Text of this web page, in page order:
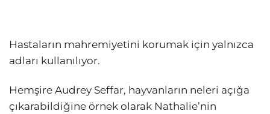
Hastaların mahremiyetini korumak için yalnızca
adları kullanılıyor.
Hemşire Audrey Seffar, hayvanların neleri açığa
çıkarabildiğine örnek olarak Nathalie’nin